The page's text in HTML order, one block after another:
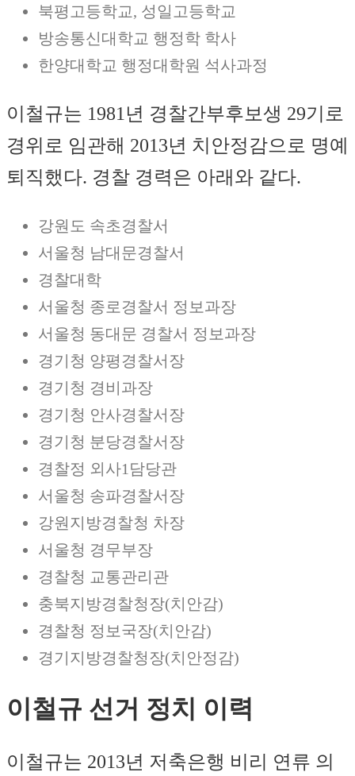
북평고등학교, 성일고등학교
방송통신대학교 행정학 학사
한양대학교 행정대학원 석사과정
이철규는 1981년 경찰간부후보생 29기로
경위로 임관해 2013년 치안정감으로 명예
퇴직했다. 경찰 경력은 아래와 같다.
강원도 속초경찰서
서울청 남대문경찰서
경찰대학
서울청 종로경찰서 정보과장
서울청 동대문 경찰서 정보과장
경기청 양평경찰서장
경기청 경비과장
경기청 안사경찰서장
경기청 분당경찰서장
경찰정 외사1담당관
서울청 송파경찰서장
강원지방경찰청 차장
서울청 경무부장
경찰청 교통관리관
충북지방경찰청장(치안감)
경찰청 정보국장(치안감)
경기지방경찰청장(치안정감)
이철규 선거 정치 이력
이철규는 2013년 저축은행 비리 연류 의